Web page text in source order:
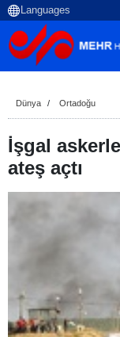
Dünya Ortadoğu
İşgal
ateş açtı